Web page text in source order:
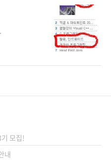
책
스템
도
서
있
인
있군
나
모집!
내